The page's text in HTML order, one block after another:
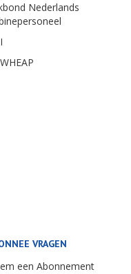
Nederlands
VRAGEN
een Abonnement